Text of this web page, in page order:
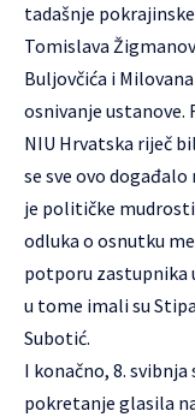
tadašnje
Tomislava
Buljovčića i
osnivanje
NIU Hrvatska riječ
se sve ovo
je političke mudrosti
odluka o osnutku
potporu zastupnika
u tome imali su
Subotić.
I konačno, 8.
pokretanje glasila